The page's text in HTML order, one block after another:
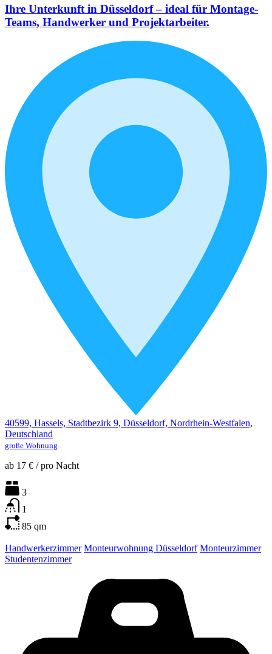
Ihre Unterkunft in Düsseldorf – ideal für Montage-
Teams, Handwerker und Projektarbeiter.
40599, Hassels, Stadtbezirk 9, Düsseldorf, Nordrhein-Westfalen,
Deutschland
große Wohnung
ab 17 € / pro Nacht
3
1
85 qm
Handwerkerzimmer Monteurwohnung Düsseldorf Monteurzimmer
Studentenzimmer